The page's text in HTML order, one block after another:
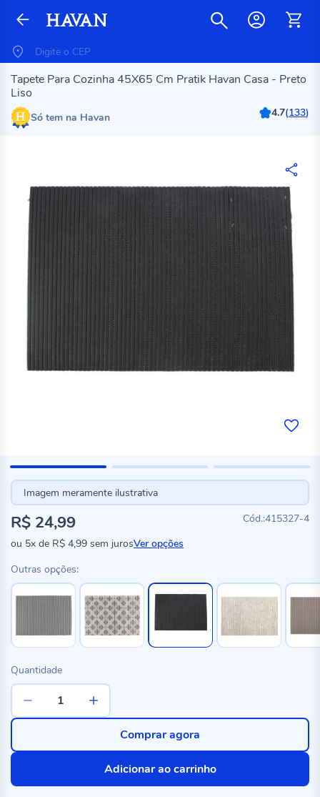
Tapete Para Cozinha 45X65 Cm Pratik Havan Casa - Preto
Liso
Só tem na Havan 4.7(133)
Imagem meramente ilustrativa
415327-4
R$ 24,99
ou 5x de R$ 4,99 sem jurosVer opções
Outras opções:
Quantidade
Adicionar ao carrinho
Comprar agora